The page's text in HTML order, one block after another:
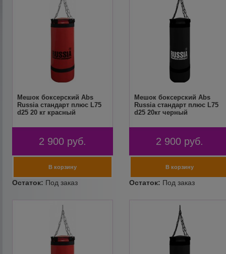
Мешок боксерский Abs
Russia стандарт плюс L75
d25 20 кг красный
2 900 руб.
Мешок боксерский Abs
Russia стандарт плюс L75
d25 20кг черный
2 900 руб.